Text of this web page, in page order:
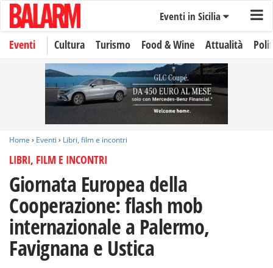
Eventi in Sicilia
Eventi Cultura Turismo Food & Wine Attualità
Home › Eventi › Libri, film e incontri
LIBRI, FILM E INCONTRI
Giornata Europea della
Cooperazione: flash mob
internazionale a Palermo,
Favignana e Ustica